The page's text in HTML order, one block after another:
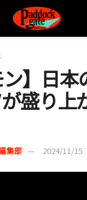
ン】日
盛り上
集部 2024/11/15